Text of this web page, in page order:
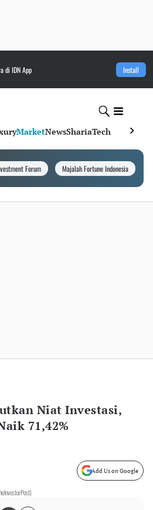
di IDN App Install
MarketNewsShariaTech
Forum Majalah Fortune Indonesia
Niat Investasi,
71,42%
Add Us on Google